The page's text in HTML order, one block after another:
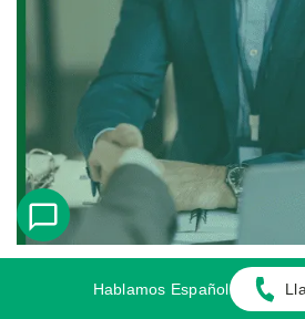
Conéctese con un
Hablamos Español